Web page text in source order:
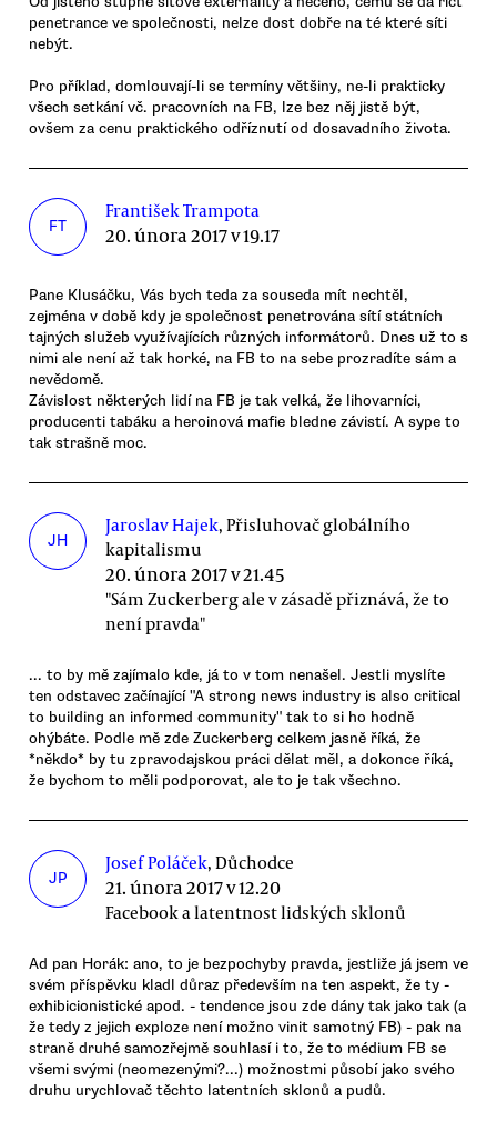
penetrance ve společnosti, nelze dost dobře na té které síti
nebýt.
Pro příklad, domlouvají-li se termíny většiny, ne-li prakticky
všech setkání vč. pracovních na FB, lze bez něj jistě být,
ovšem za cenu praktického odříznutí od dosavadního života.
FT
František Trampota
20. února 2017 v 19.17
Pane Klusáčku, Vás bych teda za souseda mít nechtěl,
zejména v době kdy je společnost penetrována sítí státních
tajných služeb využívajících různých informátorů. Dnes už to s
nimi ale není až tak horké, na FB to na sebe prozradíte sám a
nevědomě.
Závislost některých lidí na FB je tak velká, že lihovarníci,
producenti tabáku a heroinová mafie bledne závistí. A sype to
tak strašně moc.
JH
Jaroslav Hajek, Přisluhovač globálního
kapitalismu
20. února 2017 v 21.45
"Sám Zuckerberg ale v zásadě přiznává, že to
není pravda"
... to by mě zajímalo kde, já to v tom nenašel. Jestli myslíte
ten odstavec začínající "A strong news industry is also critical
to building an informed community" tak to si ho hodně
ohýbáte. Podle mě zde Zuckerberg celkem jasně říká, že
*někdo* by tu zpravodajskou práci dělat měl, a dokonce říká,
že bychom to měli podporovat, ale to je tak všechno.
JP
Josef Poláček, Důchodce
21. února 2017 v 12.20
Facebook a latentnost lidských sklonů
Ad pan Horák: ano, to je bezpochyby pravda, jestliže já jsem ve
svém příspěvku kladl důraz především na ten aspekt, že ty -
exhibicionistické apod. - tendence jsou zde dány tak jako tak (a
že tedy z jejich exploze není možno vinit samotný FB) - pak na
straně druhé samozřejmě souhlasí i to, že to médium FB se
všemi svými (neomezenými?...) možnostmi působí jako svého
druhu urychlovač těchto latentních sklonů a pudů.